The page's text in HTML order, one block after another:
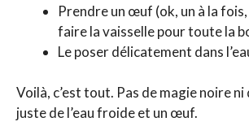
Prendre un œuf (ok, un à la
faire la vaisselle pour toute la
Le poser délicatement dans
Voilà, c’est tout. Pas de magie noire
juste de l’eau froide et un œuf.